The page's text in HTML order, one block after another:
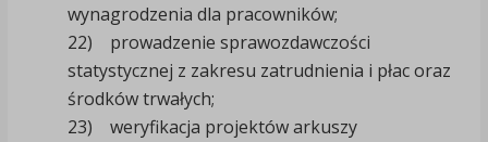
wynagrodzenia dla pracowników;
22) prowadzenie sprawozdawczości
statystycznej z zakresu zatrudnienia i płac oraz
środków trwałych;
23) weryfikacja projektów arkuszy